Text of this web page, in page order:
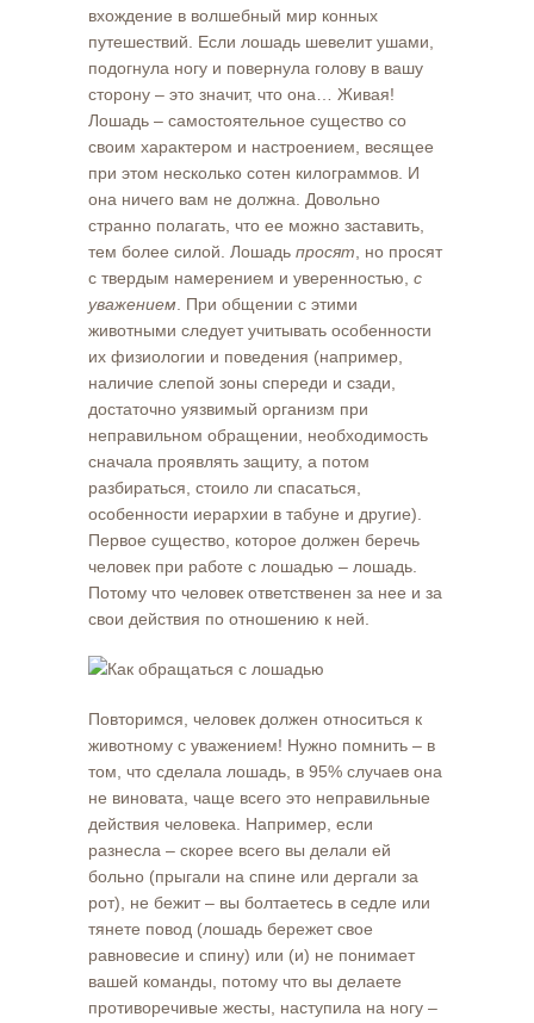
вхождение в волшебный мир конных
путешествий. Если лошадь шевелит ушами,
подогнула ногу и повернула голову в вашу
сторону – это значит, что она… Живая!
Лошадь – самостоятельное существо со
своим характером и настроением, весящее
при этом несколько сотен килограммов. И
она ничего вам не должна. Довольно
странно полагать, что ее можно заставить,
тем более силой. Лошадь просят , но просят
с твердым намерением и уверенностью, с
уважением . При общении с этими
животными следует учитывать особенности
их физиологии и поведения (например,
наличие слепой зоны спереди и сзади,
достаточно уязвимый организм при
неправильном обращении, необходимость
сначала проявлять защиту, а потом
разбираться, стоило ли спасаться,
особенности иерархии в табуне и другие).
Первое существо, которое должен беречь
человек при работе с лошадью – лошадь.
Потому что человек ответственен за нее и за
свои действия по отношению к ней.
Повторимся, человек должен относиться к
животному с уважением! Нужно помнить – в
том, что сделала лошадь, в 95% случаев она
не виновата, чаще всего это неправильные
действия человека. Например, если
разнесла – скорее всего вы делали ей
больно (прыгали на спине или дергали за
рот), не бежит – вы болтаетесь в седле или
тянете повод (лошадь бережет свое
равновесие и спину) или (и) не понимает
вашей команды, потому что вы делаете
противоречивые жесты, наступила на ногу –